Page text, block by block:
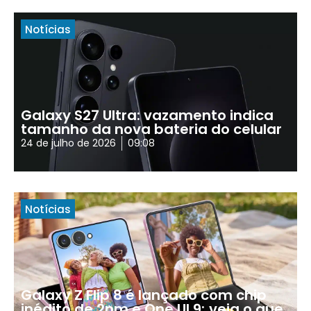
Notícias
Galaxy S27 Ultra: vazamento indica
tamanho da nova bateria do celular
24 de julho de 2026 09:08
Notícias
Galaxy Z Flip 8 é lançado com chip